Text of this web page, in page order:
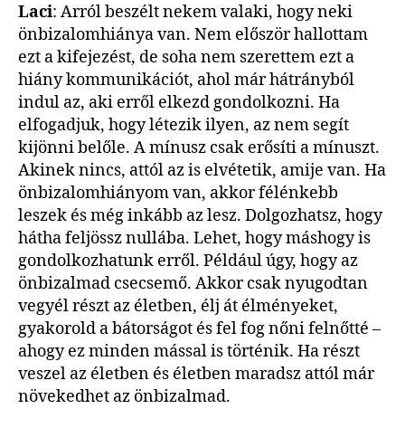
Laci: Arról beszélt nekem valaki, hogy neki
önbizalomhiánya van. Nem először hallottam
ezt a kifejezést, de soha nem szerettem ezt a
hiány kommunikációt, ahol már hátrányból
indul az, aki erről elkezd gondolkozni. Ha
elfogadjuk, hogy létezik ilyen, az nem segít
kijönni belőle. A mínusz csak erősíti a mínuszt.
Akinek nincs, attól az is elvétetik, amije van. Ha
önbizalomhiányom van, akkor félénkebb
leszek és még inkább az lesz. Dolgozhatsz, hogy
hátha feljössz nullába. Lehet, hogy máshogy is
gondolkozhatunk erről. Például úgy, hogy az
önbizalmad csecsemő. Akkor csak nyugodtan
vegyél részt az életben, élj át élményeket,
gyakorold a bátorságot és fel fog nőni felnőtté –
ahogy ez minden mással is történik. Ha részt
veszel az életben és életben maradsz attól már
növekedhet az önbizalmad.